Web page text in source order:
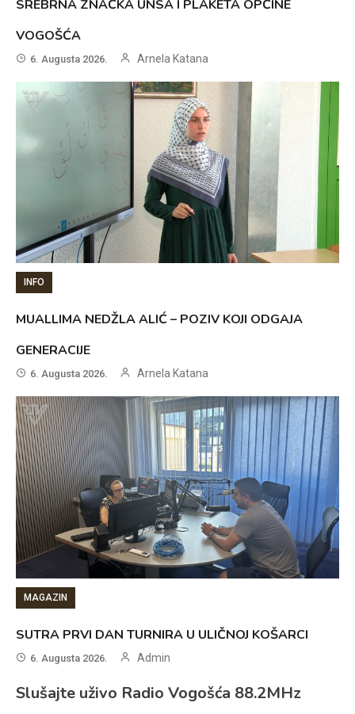
SREBRNA ZNAČKA UNSA I PLAKETA OPĆINE
VOGOŠĆA
6. Augusta 2026. Arnela Katana
INFO
MUALLIMA NEDŽLA ALIĆ – POZIV KOJI ODGAJA
GENERACIJE
6. Augusta 2026. Arnela Katana
MAGAZIN
SUTRA PRVI DAN TURNIRA U ULIČNOJ KOŠARCI
6. Augusta 2026. Admin
Slušajte uživo Radio Vogošća 88.2MHz